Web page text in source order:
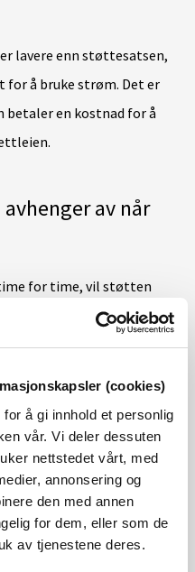
(cookies)
å gi innhold et personlig
vår. Vi deler dessuten
nettstedet vårt, med
annonsering og
den med annen
for dem, eller som de
av tjenestene deres.
lavere enn støttesatsen,
å bruke strøm. Det er
en kostnad for å
av når
for time, vil støtten
Bruker du strøm når prisen
få støtte disse timene.
utover